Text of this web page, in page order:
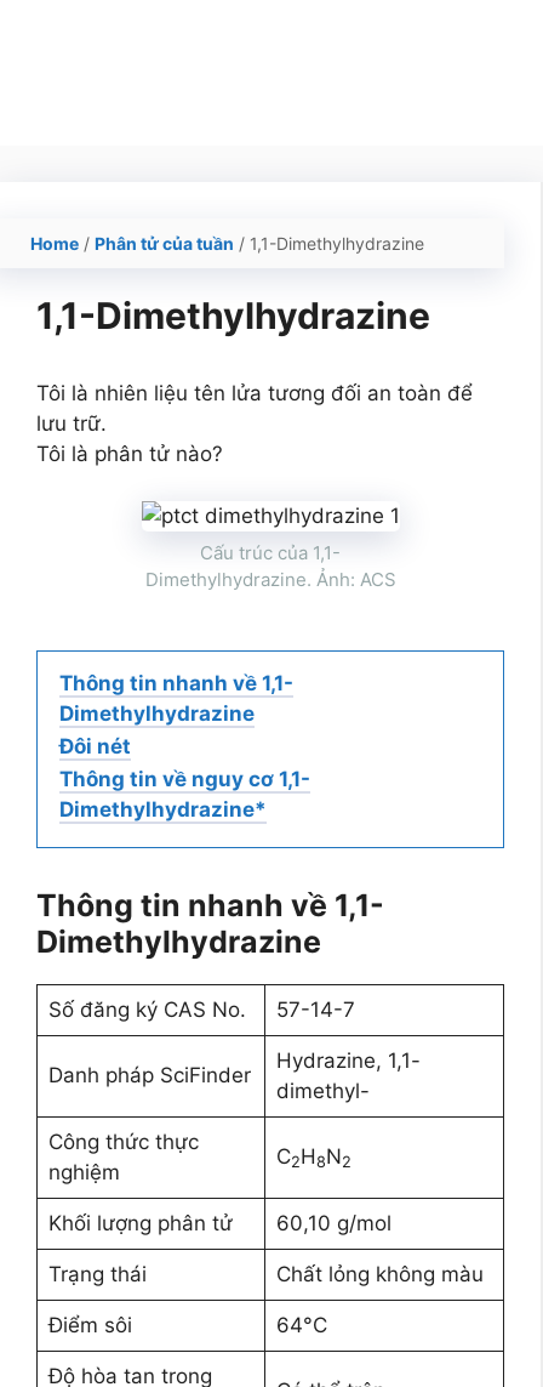
Home / Phân tử của tuần / 1,1-Dimethylhydrazine
1,1-Dimethylhydrazine
Tôi là nhiên liệu tên lửa tương đối an toàn để
lưu trữ.
Tôi là phân tử nào?
Cấu trúc của 1,1-
Dimethylhydrazine. Ảnh: ACS
Thông tin nhanh về 1,1-
Dimethylhydrazine
Đôi nét
Thông tin về nguy cơ 1,1-
Dimethylhydrazine*
Thông tin nhanh về 1,1-
Dimethylhydrazine
Số đăng ký CAS No. 57-14-7
Danh pháp SciFinder
Hydrazine, 1,1-
dimethyl-
Công thức thực
nghiệm
C2H8N2
Khối lượng phân tử 60,10 g/mol
Trạng thái Chất lỏng không màu
Điểm sôi 64°C
Độ hòa tan trong